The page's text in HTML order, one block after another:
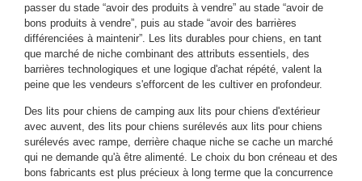
passer du stade “avoir des produits à vendre” au stade “avoir de
bons produits à vendre”, puis au stade “avoir des barrières
différenciées à maintenir”. Les lits durables pour chiens, en tant
que marché de niche combinant des attributs essentiels, des
barrières technologiques et une logique d'achat répété, valent la
peine que les vendeurs s'efforcent de les cultiver en profondeur.
Des lits pour chiens de camping aux lits pour chiens d'extérieur
avec auvent, des lits pour chiens surélevés aux lits pour chiens
surélevés avec rampe, derrière chaque niche se cache un marché
qui ne demande qu'à être alimenté. Le choix du bon créneau et des
bons fabricants est plus précieux à long terme que la concurrence